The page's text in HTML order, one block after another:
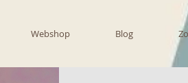
Webshop Blog